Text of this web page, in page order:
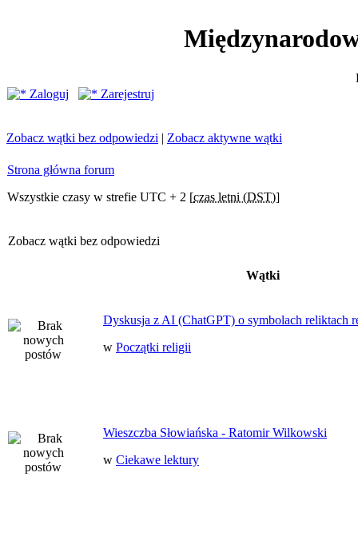
Zaloguj
Zarejestruj
Zobacz wątki bez odpowiedzi | Zobacz aktywne wątki
Strona główna forum
Wszystkie czasy w strefie UTC + 2 [czas letni (DST)]
Zobacz wątki bez odpowiedzi
Wątki
Dyskusja z AI (ChatGPT) o symbolach reliktach
w Początki religii
Wieszczba Słowiańska - Ratomir Wilkowski
w Ciekawe lektury